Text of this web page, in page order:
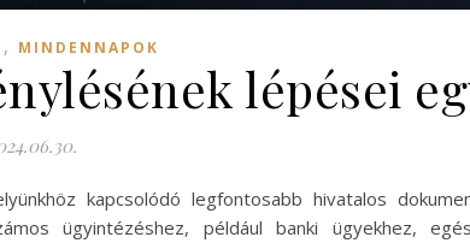
, MINDENNAPOK
lépései
kapcsolódó legfontosabb hivatalos
ügyintézéshez, például banki ügyekhez,